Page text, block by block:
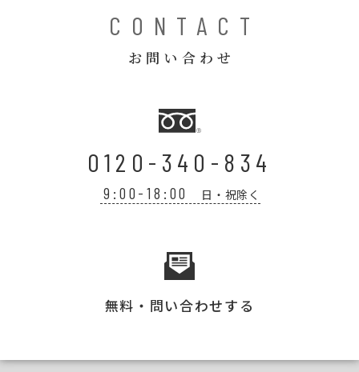
CONTACT
お問い合わせ
0120-340-834
9:00-18:00 日・祝除く
無料・問い合わせする